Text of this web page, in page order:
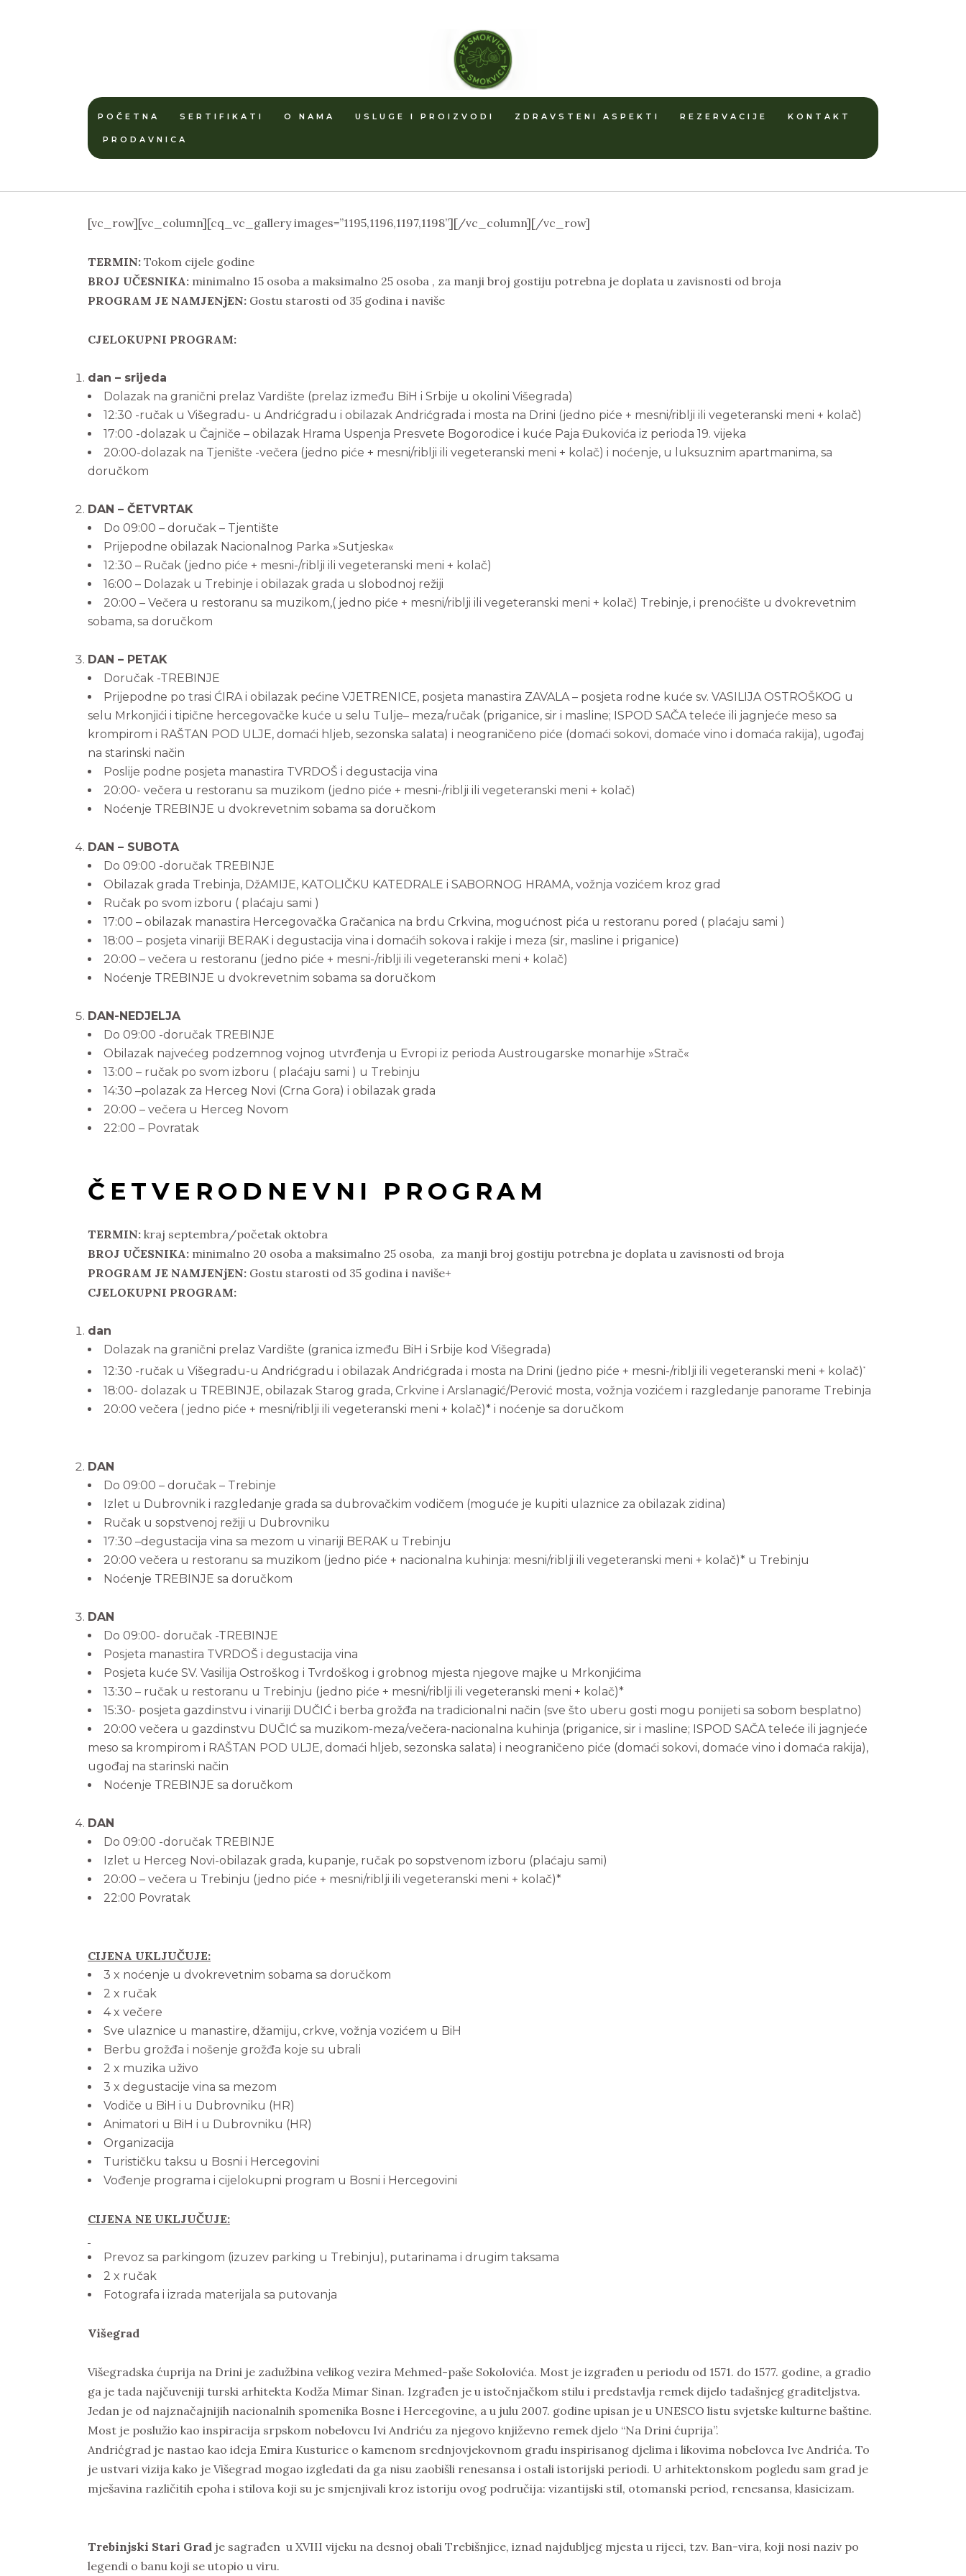
POČETNA SERTIFIKATI O NAMA USLUGE I PROIZVODI ZDRAVSTENI ASPEKTI REZERVACIJE KONTAKT
PRODAVNICA
[vc_row][vc_column][cq_vc_gallery images=”1195,1196,1197,1198”][/vc_column][/vc_row]
TERMIN: Tokom cijele godine
BROJ UČESNIKA: minimalno 15 osoba a maksimalno 25 osoba , za manji broj gostiju potrebna je doplata u zavisnosti od broja
PROGRAM JE NAMJENjEN: Gostu starosti od 35 godina i naviše
CJELOKUPNI PROGRAM:
dan – srijeda
Dolazak na granični prelaz Vardište (prelaz između BiH i Srbije u okolini Višegrada)
12:30 -ručak u Višegradu- u Andrićgradu i obilazak Andrićgrada i mosta na Drini (jedno piće + mesni/riblji ili vegeteranski meni + kolač)
17:00 -dolazak u Čajniče – obilazak Hrama Uspenja Presvete Bogorodice i kuće Paja Đukovića iz perioda 19. vijeka
20:00-dolazak na Tjenište -večera (jedno piće + mesni/riblji ili vegeteranski meni + kolač) i noćenje, u luksuznim apartmanima, sa
doručkom
DAN – ČETVRTAK
Do 09:00 – doručak – Tjentište
Prijepodne obilazak Nacionalnog Parka »Sutjeska«
12:30 – Ručak (jedno piće + mesni-/riblji ili vegeteranski meni + kolač)
16:00 – Dolazak u Trebinje i obilazak grada u slobodnoj režiji
20:00 – Večera u restoranu sa muzikom,( jedno piće + mesni/riblji ili vegeteranski meni + kolač) Trebinje, i prenoćište u dvokrevetnim
sobama, sa doručkom
DAN – PETAK
Doručak -TREBINJE
Prijepodne po trasi ĆIRA i obilazak pećine VJETRENICE, posjeta manastira ZAVALA – posjeta rodne kuće sv. VASILIJA OSTROŠKOG u
selu Mrkonjići i tipične hercegovačke kuće u selu Tulje– meza/ručak (priganice, sir i masline; ISPOD SAČA teleće ili jagnjeće meso sa
krompirom i RAŠTAN POD ULJE, domaći hljeb, sezonska salata) i neograničeno piće (domaći sokovi, domaće vino i domaća rakija), ugođaj
na starinski način
Poslije podne posjeta manastira TVRDOŠ i degustacija vina
20:00- večera u restoranu sa muzikom (jedno piće + mesni-/riblji ili vegeteranski meni + kolač)
Noćenje TREBINJE u dvokrevetnim sobama sa doručkom
DAN – SUBOTA
Do 09:00 -doručak TREBINJE
Obilazak grada Trebinja, DžAMIJE, KATOLIČKU KATEDRALE i SABORNOG HRAMA, vožnja vozićem kroz grad
Ručak po svom izboru ( plaćaju sami )
17:00 – obilazak manastira Hercegovačka Gračanica na brdu Crkvina, mogućnost pića u restoranu pored ( plaćaju sami )
18:00 – posjeta vinariji BERAK i degustacija vina i domaćih sokova i rakije i meza (sir, masline i priganice)
20:00 – večera u restoranu (jedno piće + mesni-/riblji ili vegeteranski meni + kolač)
Noćenje TREBINJE u dvokrevetnim sobama sa doručkom
DAN-NEDJELJA
Do 09:00 -doručak TREBINJE
Obilazak najvećeg podzemnog vojnog utvrđenja u Evropi iz perioda Austrougarske monarhije »Strač«
13:00 – ručak po svom izboru ( plaćaju sami ) u Trebinju
14:30 –polazak za Herceg Novi (Crna Gora) i obilazak grada
20:00 – večera u Herceg Novom
22:00 – Povratak
ČETVERODNEVNI PROGRAM
TERMIN: kraj septembra/početak oktobra
BROJ UČESNIKA: minimalno 20 osoba a maksimalno 25 osoba, za manji broj gostiju potrebna je doplata u zavisnosti od broja
PROGRAM JE NAMJENjEN: Gostu starosti od 35 godina i naviše+
CJELOKUPNI PROGRAM:
dan
Dolazak na granični prelaz Vardište (granica između BiH i Srbije kod Višegrada)
12:30 -ručak u Višegradu-u Andrićgradu i obilazak Andrićgrada i mosta na Drini (jedno piće + mesni-/riblji ili vegeteranski meni + kolač) *
18:00- dolazak u TREBINJE, obilazak Starog grada, Crkvine i Arslanagić/Perović mosta, vožnja vozićem i razgledanje panorame Trebinja
20:00 večera ( jedno piće + mesni/riblji ili vegeteranski meni + kolač)* i noćenje sa doručkom
DAN
Do 09:00 – doručak – Trebinje
Izlet u Dubrovnik i razgledanje grada sa dubrovačkim vodičem (moguće je kupiti ulaznice za obilazak zidina)
Ručak u sopstvenoj režiji u Dubrovniku
17:30 –degustacija vina sa mezom u vinariji BERAK u Trebinju
20:00 večera u restoranu sa muzikom (jedno piće + nacionalna kuhinja: mesni/riblji ili vegeteranski meni + kolač)* u Trebinju
Noćenje TREBINJE sa doručkom
DAN
Do 09:00- doručak -TREBINJE
Posjeta manastira TVRDOŠ i degustacija vina
Posjeta kuće SV. Vasilija Ostroškog i Tvrdoškog i grobnog mjesta njegove majke u Mrkonjićima
13:30 – ručak u restoranu u Trebinju (jedno piće + mesni/riblji ili vegeteranski meni + kolač)*
15:30- posjeta gazdinstvu i vinariji DUČIĆ i berba grožđa na tradicionalni način (sve što uberu gosti mogu ponijeti sa sobom besplatno)
20:00 večera u gazdinstvu DUČIĆ sa muzikom-meza/večera-nacionalna kuhinja (priganice, sir i masline; ISPOD SAČA teleće ili jagnjeće
meso sa krompirom i RAŠTAN POD ULJE, domaći hljeb, sezonska salata) i neograničeno piće (domaći sokovi, domaće vino i domaća rakija),
ugođaj na starinski način
Noćenje TREBINJE sa doručkom
DAN
Do 09:00 -doručak TREBINJE
Izlet u Herceg Novi-obilazak grada, kupanje, ručak po sopstvenom izboru (plaćaju sami)
20:00 – večera u Trebinju (jedno piće + mesni/riblji ili vegeteranski meni + kolač)*
22:00 Povratak
CIJENA UKLJUČUJE:
3 x noćenje u dvokrevetnim sobama sa doručkom
2 x ručak
4 x večere
Sve ulaznice u manastire, džamiju, crkve, vožnja vozićem u BiH
Berbu grožđa i nošenje grožđa koje su ubrali
2 x muzika uživo
3 x degustacije vina sa mezom
Vodiče u BiH i u Dubrovniku (HR)
Animatori u BiH i u Dubrovniku (HR)
Organizacija
Turističku taksu u Bosni i Hercegovini
Vođenje programa i cijelokupni program u Bosni i Hercegovini
CIJENA NE UKLJUČUJE:
Prevoz sa parkingom (izuzev parking u Trebinju), putarinama i drugim taksama
2 x ručak
Fotografa i izrada materijala sa putovanja
Višegrad
Višegradska ćuprija na Drini je zadužbina velikog vezira Mehmed-paše Sokolovića. Most je izgrađen u periodu od 1571. do 1577. godine, a gradio
ga je tada najčuveniji turski arhitekta Kodža Mimar Sinan. Izgrađen je u istočnjačkom stilu i predstavlja remek dijelo tadašnjeg graditeljstva.
Jedan je od najznačajnijih nacionalnih spomenika Bosne i Hercegovine, a u julu 2007. godine upisan je u UNESCO listu svjetske kulturne baštine.
Most je poslužio kao inspiracija srpskom nobelovcu Ivi Andriću za njegovo književno remek djelo “Na Drini ćuprija”.
Andrićgrad je nastao kao ideja Emira Kusturice o kamenom srednjovjekovnom gradu inspirisanog djelima i likovima nobelovca Ive Andrića. To
je ustvari vizija kako je Višegrad mogao izgledati da ga nisu zaobišli renesansa i ostali istorijski periodi. U arhitektonskom pogledu sam grad je
mješavina različitih epoha i stilova koji su je smjenjivali kroz istoriju ovog područija: vizantijski stil, otomanski period, renesansa, klasicizam.
Trebinjski Stari Grad je sagrađen u XVIII vijeku na desnoj obali Trebišnjice, iznad najdubljeg mjesta u rijeci, tzv. Ban-vira, koji nosi naziv po
legendi o banu koji se utopio u viru.